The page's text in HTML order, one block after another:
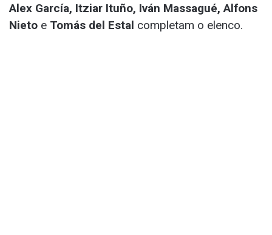
Alex García, Itziar Ituño, Iván Massagué, Alfons
Nieto e Tomás del Estal completam o elenco.